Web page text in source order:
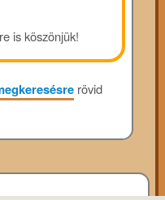
is köszönjük!
rövid